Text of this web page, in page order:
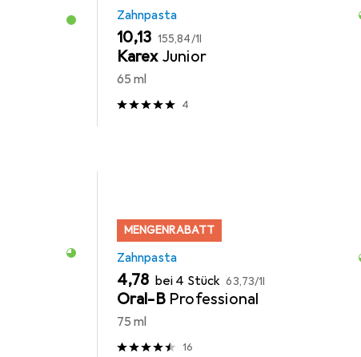
Zahnpasta
EUR
10,13 EUR
155,84/1l
Karex Junior
65 ml
4
MENGENRABATT
Zahnpasta
EUR
4,78 bei 4 Stück EUR
63,73/1l
Oral-B Professional
75 ml
16